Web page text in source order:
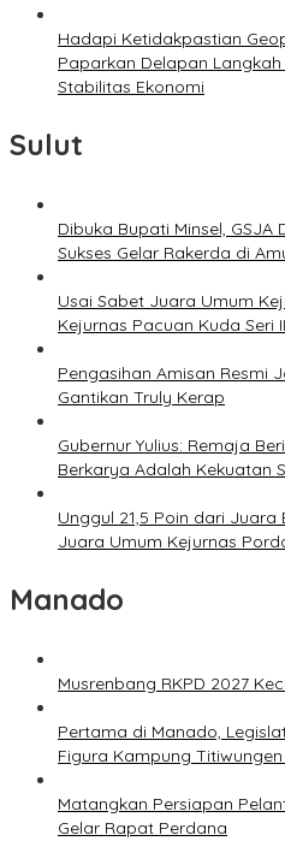
Hadapi Ketidakpastian
Paparkan Delapan
Stabilitas Ekonomi
Sulut
Dibuka Bupati Minsel,
Sukses Gelar Rakerda di
Usai Sabet Juara Umum
Kejurnas Pacuan Kuda Seri
Pengasihan Amisan Resmi
Gantikan Truly Kerap
Gubernur Yulius: Remaja
Berkarya Adalah Kekuatan
Unggul 21,5 Poin dari Juara
Juara Umum Kejurnas
Manado
Musrenbang RKPD 2027
Pertama di Manado,
Figura Kampung
Matangkan Persiapan
Gelar Rapat Perdana